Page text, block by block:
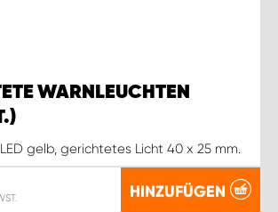
WARNLEUCHTEN
gelb, gerichtetes Licht 40 x 25 mm.
HINZUFÜGEN